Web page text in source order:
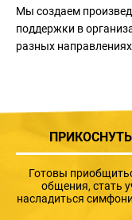
Мы создаем
поддержки в
разных
Готовы
общения, стать
насладиться